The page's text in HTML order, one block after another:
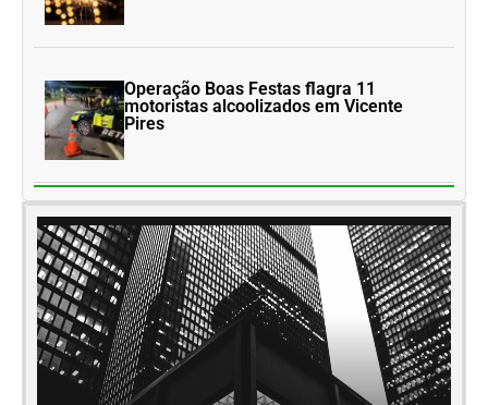
Operação Boas Festas flagra 11
motoristas alcoolizados em Vicente
Pires